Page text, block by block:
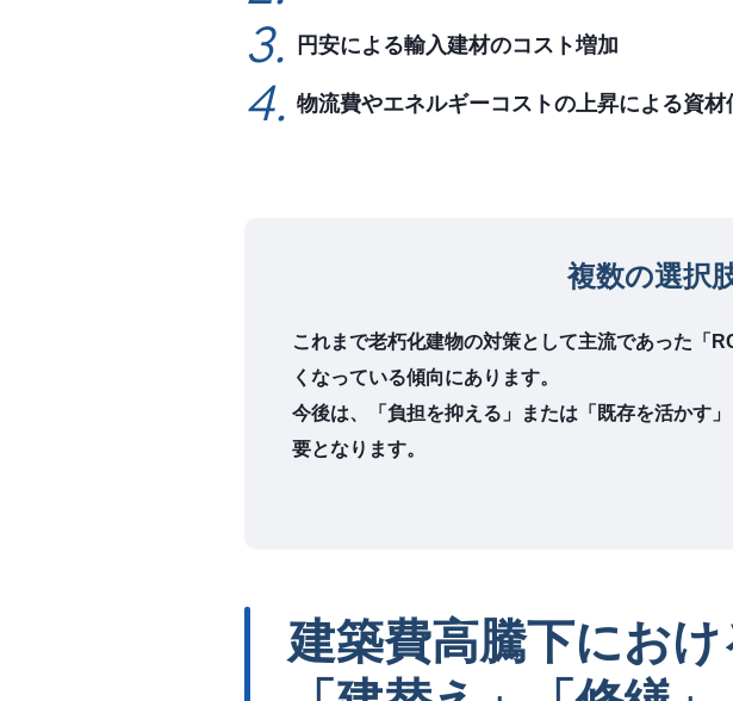
円安による輸入建材のコスト増加
物流費やエネルギーコストの上昇による資
複数の選択
これまで老朽化建物の対策として主流であった「
くなっている傾向にあります。
今後は、「負担を抑える」または「既存を活かす
要となります。
建築費高騰下におけ